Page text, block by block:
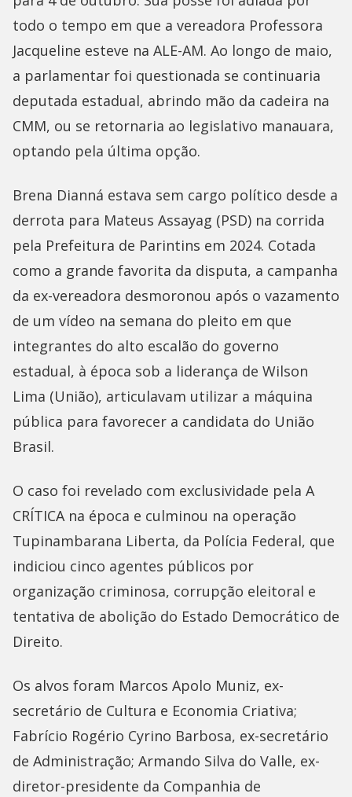
todo o tempo em que a vereadora Professora
Jacqueline esteve na ALE-AM. Ao longo de maio,
a parlamentar foi questionada se continuaria
deputada estadual, abrindo mão da cadeira na
CMM, ou se retornaria ao legislativo manauara,
optando pela última opção.
Brena Dianná estava sem cargo político desde a
derrota para Mateus Assayag (PSD) na corrida
pela Prefeitura de Parintins em 2024. Cotada
como a grande favorita da disputa, a campanha
da ex-vereadora desmoronou após o vazamento
de um vídeo na semana do pleito em que
integrantes do alto escalão do governo
estadual, à época sob a liderança de Wilson
Lima (União), articulavam utilizar a máquina
pública para favorecer a candidata do União
Brasil.
O caso foi revelado com exclusividade pela A
CRÍTICA na época e culminou na operação
Tupinambarana Liberta, da Polícia Federal, que
indiciou cinco agentes públicos por
organização criminosa, corrupção eleitoral e
tentativa de abolição do Estado Democrático de
Direito.
Os alvos foram Marcos Apolo Muniz, ex-
secretário de Cultura e Economia Criativa;
Fabrício Rogério Cyrino Barbosa, ex-secretário
de Administração; Armando Silva do Valle, ex-
diretor-presidente da Companhia de